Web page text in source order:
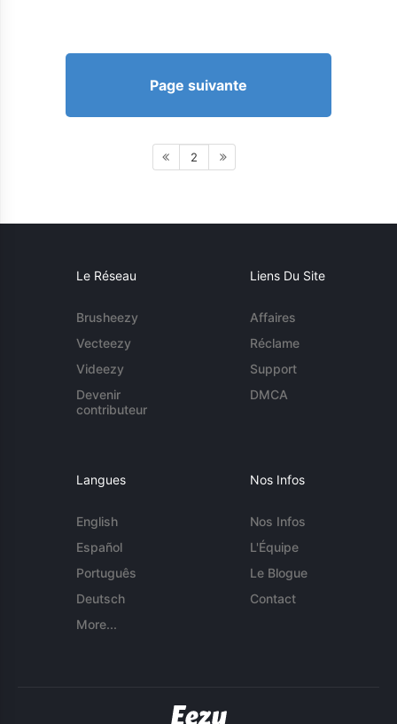
Page suivante
2
Le Réseau
Brusheezy
Vecteezy
Videezy
Devenir
contributeur
Liens Du Site
Affaires
Réclame
Support
DMCA
Langues
English
Español
Português
Deutsch
More...
Nos Infos
Nos Infos
L'Équipe
Le Blogue
Contact